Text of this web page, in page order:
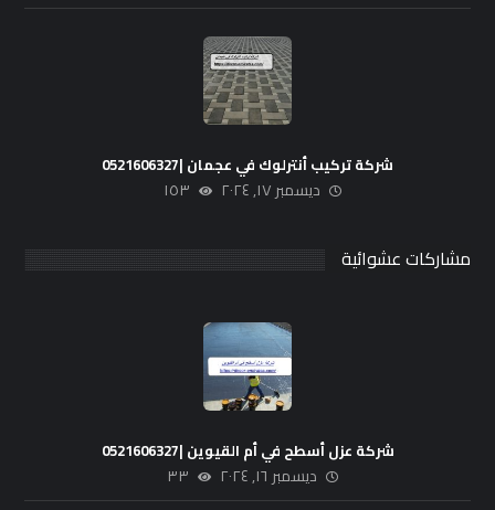
شركة تركيب أنترلوك في عجمان |0521606327
ديسمبر ١٧, ٢٠٢٤ ١٥٣
مشاركات عشوائية
شركة عزل أسطح في أم القيوين |0521606327
ديسمبر ١٦, ٢٠٢٤ ٣٣